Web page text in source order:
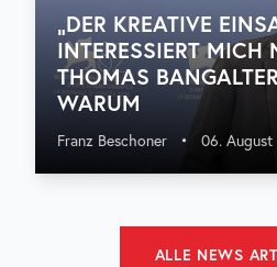
„DER KREATIVE
INTERESSIERT MICH
THOMAS
WARUM
Franz Beschoner • 06. August
ALLE NEWS